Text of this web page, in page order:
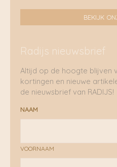
BEKIJK
Radijs nieuwsbrief
Altijd op de hoogte blijven
kortingen en nieuwe
de nieuwsbrief van RADIJS!
NAAM
VOORNAAM